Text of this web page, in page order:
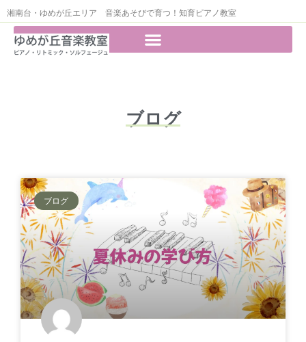
湘南台・ゆめが丘エリア 音楽あそびで育つ！知育ピアノ教室
ブログ
ブログ